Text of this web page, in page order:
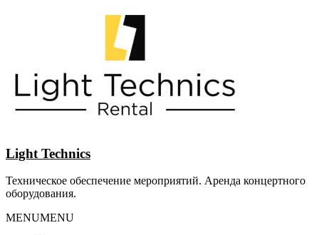
Light Technics
Техническое обеспечение мероприятий. Аренда концертного
оборудования.
MENUMENU